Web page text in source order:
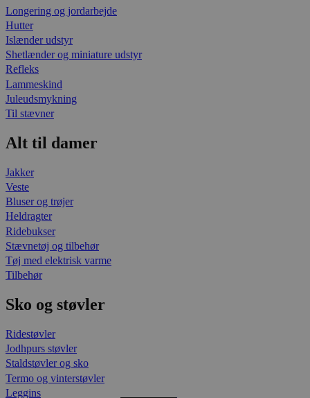
Longering og jordarbejde
Hutter
Islænder udstyr
Shetlænder og miniature udstyr
Refleks
Lammeskind
Juleudsmykning
Til stævner
Alt til damer
Jakker
Veste
Bluser og trøjer
Heldragter
Ridebukser
Stævnetøj og tilbehør
Tøj med elektrisk varme
Tilbehør
Sko og støvler
Ridestøvler
Jodhpurs støvler
Staldstøvler og sko
Termo og vinterstøvler
Leggins